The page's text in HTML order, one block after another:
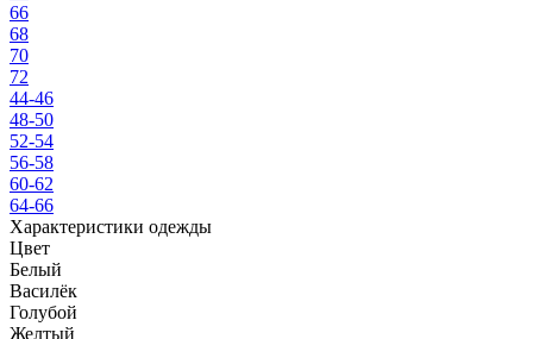
66
68
70
72
44-46
48-50
52-54
56-58
60-62
64-66
Характеристики одежды
Цвет
Белый
Василёк
Голубой
Желтый